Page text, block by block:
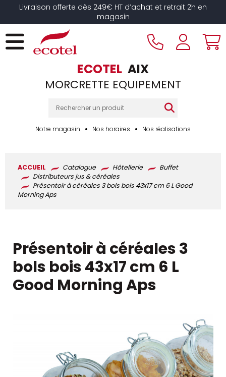
Livraison offerte dès 249€ HT d’achat et retrait 2h en
magasin
ECOTEL AIX
MORCRETTE EQUIPEMENT
Notre magasin Nos horaires Nos réalisations
ACCUEIL Catalogue Hôtellerie
Buffet
Distributeurs jus & céréales
Présentoir à céréales 3 bols bois 43x17 cm 6 L Good
Morning Aps
Présentoir à céréales 3
bols bois 43x17 cm 6 L
Good Morning Aps
Panneau de gestion des cookies